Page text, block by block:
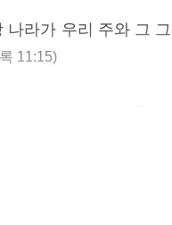
나라가 우리 주와 그 그
11:15)
음성이 나서 가로되 보